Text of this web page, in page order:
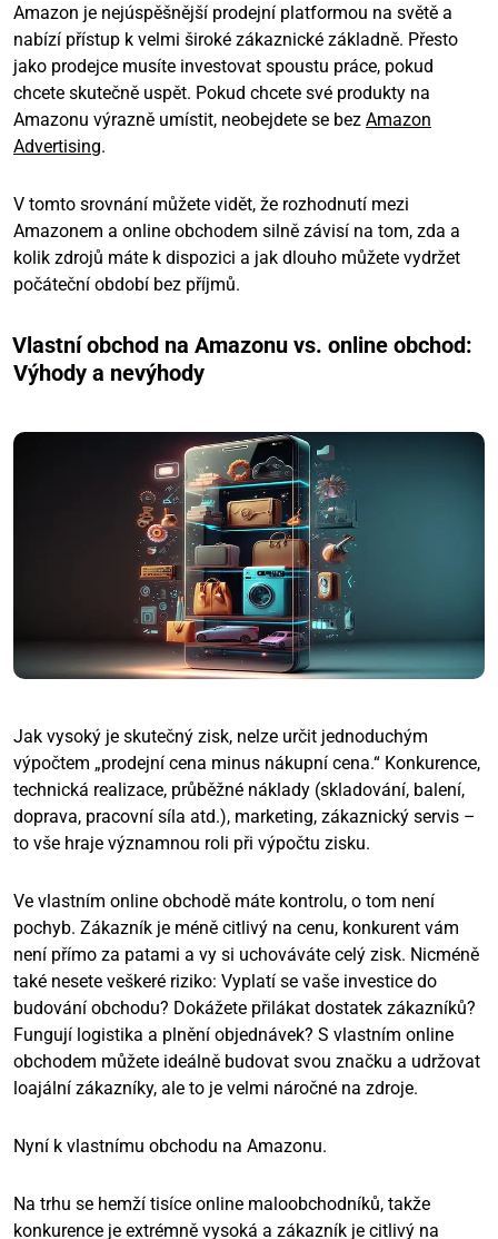
Amazon je nejúspěšnější prodejní platformou na světě a
nabízí přístup k velmi široké zákaznické základně. Přesto
jako prodejce musíte investovat spoustu práce, pokud
chcete skutečně uspět. Pokud chcete své produkty na
Amazonu výrazně umístit, neobejdete se bez Amazon
Advertising.
V tomto srovnání můžete vidět, že rozhodnutí mezi
Amazonem a online obchodem silně závisí na tom, zda a
kolik zdrojů máte k dispozici a jak dlouho můžete vydržet
počáteční období bez příjmů.
Vlastní obchod na Amazonu vs. online obchod:
Výhody a nevýhody
Jak vysoký je skutečný zisk, nelze určit jednoduchým
výpočtem „prodejní cena minus nákupní cena.“ Konkurence,
technická realizace, průběžné náklady (skladování, balení,
doprava, pracovní síla atd.), marketing, zákaznický servis –
to vše hraje významnou roli při výpočtu zisku.
Ve vlastním online obchodě máte kontrolu, o tom není
pochyb. Zákazník je méně citlivý na cenu, konkurent vám
není přímo za patami a vy si uchováváte celý zisk. Nicméně
také nesete veškeré riziko: Vyplatí se vaše investice do
budování obchodu? Dokážete přilákat dostatek zákazníků?
Fungují logistika a plnění objednávek? S vlastním online
obchodem můžete ideálně budovat svou značku a udržovat
loajální zákazníky, ale to je velmi náročné na zdroje.
Nyní k vlastnímu obchodu na Amazonu.
Na trhu se hemží tisíce online maloobchodníků, takže
konkurence je extrémně vysoká a zákazník je citlivý na